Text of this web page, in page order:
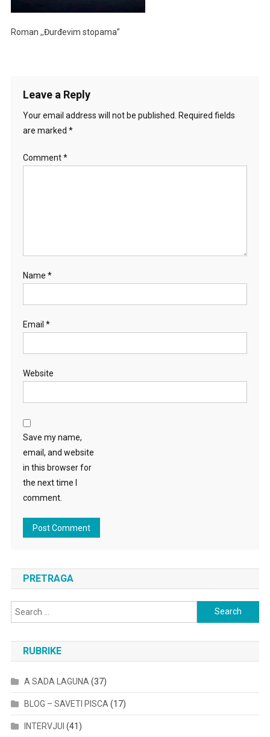
Roman ,,Đurđevim stopama”
Leave a Reply
Your email address will not be published.
Required fields
are marked *
Comment*
Name *
Email *
Website
Save my name,
email, and website
in this browser for
the next time I
comment.
PRETRAGA
Search
for:
RUBRIKE
A SADA LAGUNA (37)
BLOG – SAVETI PISCA (17)
INTERVJUI (41)